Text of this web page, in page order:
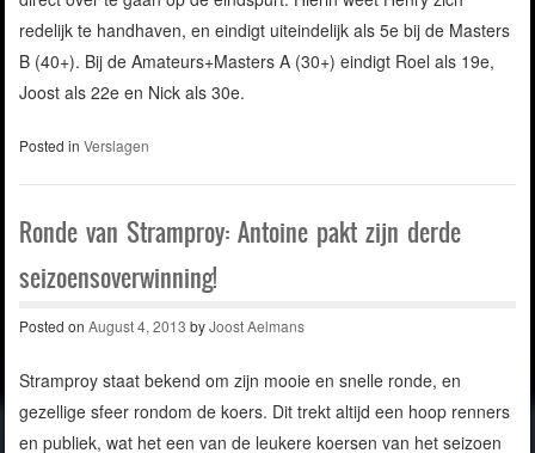
redelijk te handhaven, en eindigt uiteindelijk als 5e bij de Masters
B (40+). Bij de Amateurs+Masters A (30+) eindigt Roel als 19e,
Joost als 22e en Nick als 30e.
Posted in Verslagen
Ronde van Stramproy: Antoine pakt zijn derde
seizoensoverwinning!
Posted on August 4, 2013 byJoost Aelmans
Stramproy staat bekend om zijn mooie en snelle ronde, en
gezellige sfeer rondom de koers. Dit trekt altijd een hoop renners
en publiek, wat het een van de leukere koersen van het seizoen